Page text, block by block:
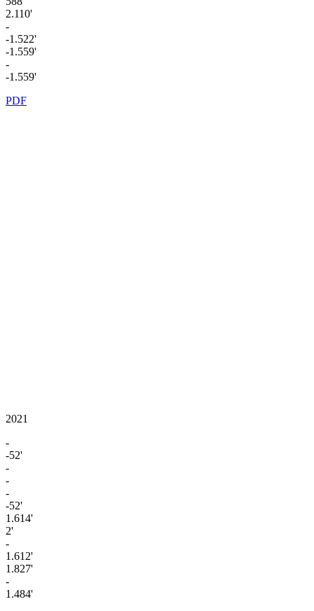
2.110'
-
-1.522'
-1.559'
-
-1.559'
PDF
2021
-
-52'
-
-
-
-52'
1.614'
2'
-
1.612'
1.827'
-
1.484'